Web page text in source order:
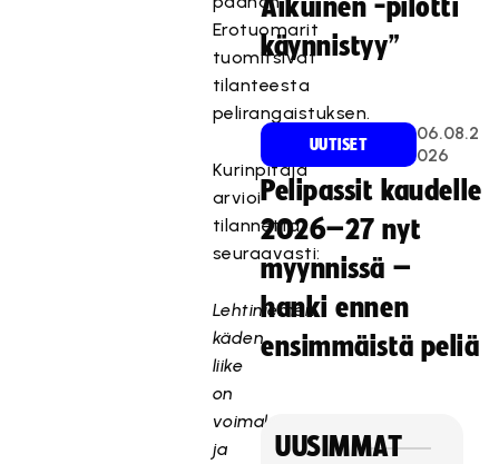
Erotuomarit
tuomitsivat
tilanteesta
pelirangaistuksen.
Kurinpitäjä
arvioi
tilannetta
seuraavasti:
Lehtiniemen
käden
liike
on
voimakas
ja
Aikuinen -pilotti
käynnistyy”
UUTISET
06.08.2
026
Pelipassit kaudelle
2026–27 nyt
myynnissä –
hanki ennen
ensimmäistä peliä
UUSIMMAT